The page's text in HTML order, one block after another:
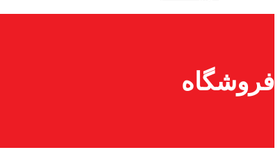
فروشگاه